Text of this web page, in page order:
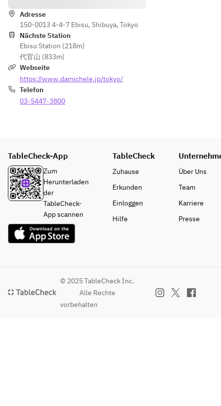
Adresse
150-0013 4-4-7 Ebisu, Shibuya, Tokyo
Nächste Station
Ebisu Station (218m)
代官山 (833m)
Webseite
https://www.damichele.jp/tokyo/
Telefon
03-5447-3800
TableCheck-App
Zum
Herunterladen
der
TableCheck-
App scannen
TableCheck
Zuhause
Erkunden
Einloggen
Hilfe
Über Uns
Team
Karriere
Presse
© 2025 TableCheck Inc.
Alle Rechte
vorbehalten